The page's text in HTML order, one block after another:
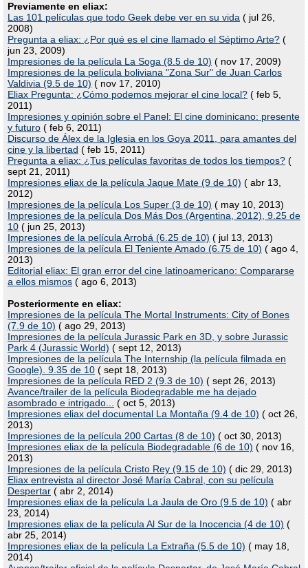
Previamente en eliax:
Las 101 películas que todo Geek debe ver en su vida ( jul 26,
2008)
Pregunta a eliax: ¿Por qué es el cine llamado el Séptimo Arte? (
jun 23, 2009)
Impresiones de la película La Soga (8.5 de 10) ( nov 17, 2009)
Impresiones de la película boliviana "Zona Sur" de Juan Carlos
Valdivia (9.5 de 10) ( nov 17, 2010)
Eliax Pregunta: ¿Cómo podemos mejorar el cine local? ( feb 5,
2011)
Impresiones y opinión sobre el Panel: El cine dominicano: presente
y futuro ( feb 6, 2011)
Discurso de Álex de la Iglesia en los Goya 2011, para amantes del
cine y la libertad ( feb 15, 2011)
Pregunta a eliax: ¿Tus películas favoritas de todos los tiempos? (
sept 21, 2011)
Impresiones eliax de la película Jaque Mate (9 de 10) ( abr 13,
2012)
Impresiones de la película Los Super (3 de 10) ( may 10, 2013)
Impresiones de la película Dos Más Dos (Argentina, 2012), 9.25 de
10 ( jun 25, 2013)
Impresiones de la película Arrobá (6.25 de 10) ( jul 13, 2013)
Impresiones de la película El Teniente Amado (6.75 de 10) ( ago 4,
2013)
Editorial eliax: El gran error del cine latinoamericano: Compararse
a ellos mismos ( ago 6, 2013)
Posteriormente en eliax:
Impresiones de la película The Mortal Instruments: City of Bones
(7.9 de 10) ( ago 29, 2013)
Impresiones de la película Jurassic Park en 3D, y sobre Jurassic
Park 4 (Jurassic World) ( sept 12, 2013)
Impresiones de la película The Internship (la película filmada en
Google). 9.35 de 10 ( sept 18, 2013)
Impresiones de la película RED 2 (9.3 de 10) ( sept 26, 2013)
Avance/trailer de la película Biodegradable me ha dejado
asombrado e intrigado...
( oct 5, 2013)
Impresiones eliax del documental La Montaña (9.4 de 10) ( oct 26,
2013)
Impresiones de la película 200 Cartas (8 de 10) ( oct 30, 2013)
Impresiones eliax de la película Biodegradable (6 de 10) ( nov 16,
2013)
Impresiones de la película Cristo Rey (9.15 de 10) ( dic 29, 2013)
Eliax entrevista al director José María Cabral, con su película
Despertar ( abr 2, 2014)
Impresiones eliax de la película La Jaula de Oro (9.5 de 10) ( abr
23, 2014)
Impresiones eliax de la película Al Sur de la Inocencia (4 de 10) (
abr 25, 2014)
Impresiones eliax de la película La Extraña (5.5 de 10) ( may 18,
2014)